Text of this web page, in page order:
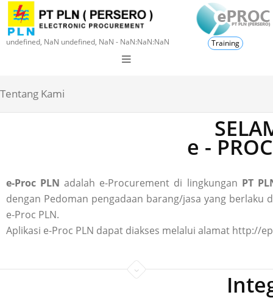
undefined, NaN undefined, NaN - NaN:NaN:NaN Training
Tentang Kami
e -
e-Proc PLN adalah e-Procurement di lingkungan PT
dengan Pedoman pengadaan barang/jasa yang berlaku
e-Proc PLN.
Aplikasi e-Proc PLN dapat diakses melalui alamat http://